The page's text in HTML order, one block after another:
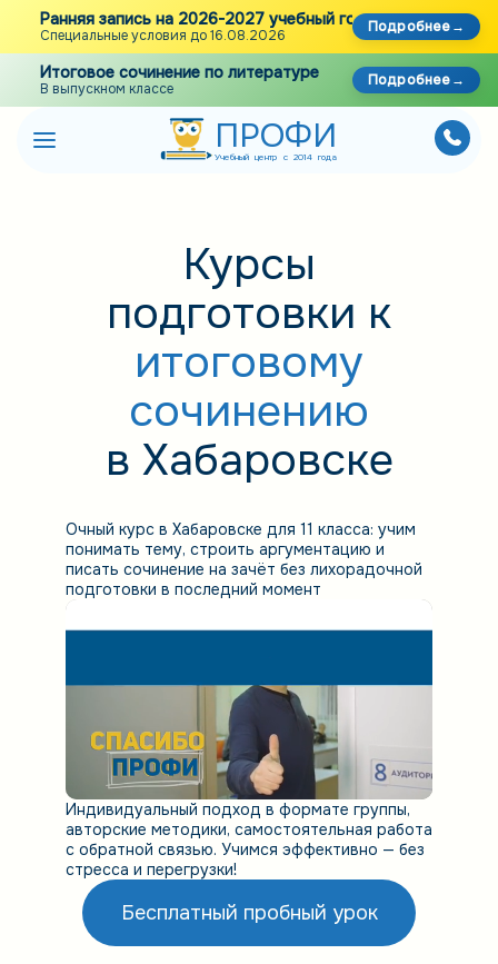
Ранняя запись на 2026-2027 учебный год
Специальные условия до 16.08.2026 Подробнее
Итоговое сочинение по литературе
В выпускном классе Подробнее
ПРОФИ
Учебный центр с 2014 года
Курсы
подготовки к
итоговому
сочинению
в Хабаровске
Очный курс в Хабаровске для 11 класса: учим
понимать тему, строить аргументацию и
писать сочинение на зачёт без лихорадочной
подготовки в последний момент
Индивидуальный подход в формате группы,
авторские методики, самостоятельная работа
с обратной связью. Учимся эффективно — без
стресса и перегрузки!
Бесплатный пробный урок